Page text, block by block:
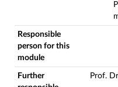
Responsible
person for this
module
Further
Prof.